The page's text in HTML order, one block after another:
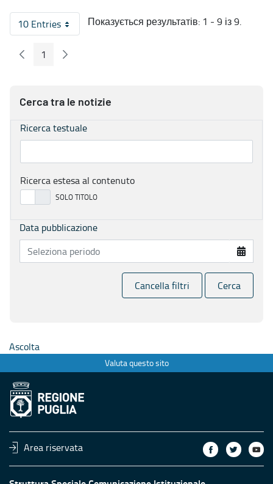
10 EntriesНа сторінку
Показується результатів: 1 - 9 із 9.
Попередні сторінка
Сторінка
1 Наступна сторінка
Cerca tra le notizie
Ricerca testuale
Ricerca estesa al contenuto
Data pubblicazione
Cancella filtri Cerca
Ascolta
Valuta questo sito
Area riservata